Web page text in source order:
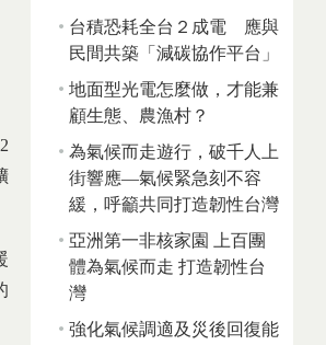
台積恐耗全台２成電 應與
民間共築「減碳協作平台」
地面型光電怎麼做，才能兼
顧生態、農漁村？
為氣候而走遊行，破千人上
街響應—氣候緊急刻不容
緩，呼籲共同打造韌性台灣
亞洲第一非核家園 上百團
體為氣候而走 打造韌性台
灣
強化氣候調適及災後回復能